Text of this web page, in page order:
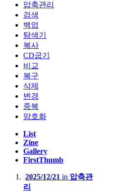
압축관리
검색
백업
탐색기
복사
CD굽기
비교
복구
삭제
변경
중복
암호화
List
Zine
Gallery
FirstThumb
2025/12/21 in 압축관
리